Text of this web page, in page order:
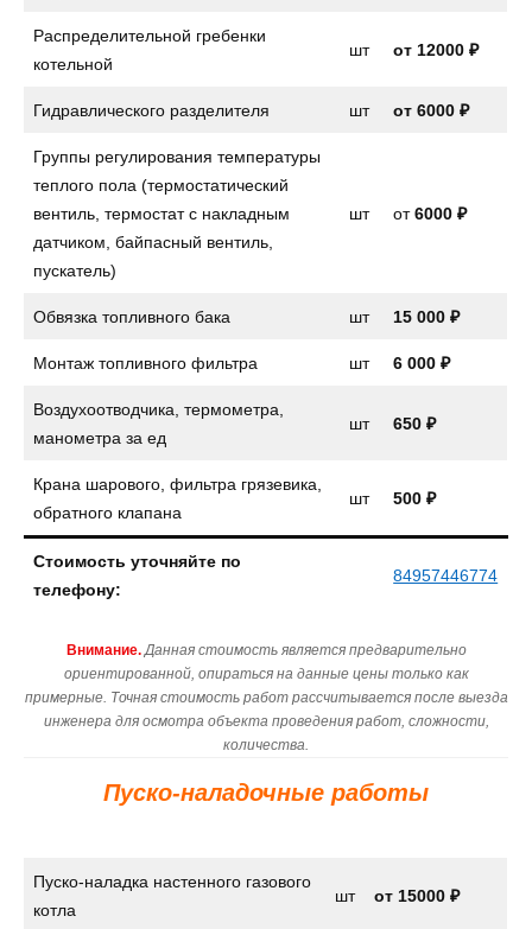
Распределительной гребенки
котельной
шт от 12000 ₽
Гидравлического разделителя шт от 6000 ₽
Группы регулирования температуры
теплого пола (термостатический
вентиль, термостат с накладным
датчиком, байпасный вентиль,
пускатель)
шт от6000 ₽
Обвязка топливного бака шт 15 000 ₽
Монтаж топливного фильтра шт 6 000 ₽
Воздухоотводчика, термометра,
манометра за ед
шт 650 ₽
Крана шарового, фильтра грязевика,
обратного клапана
шт 500 ₽
Стоимость уточняйте по
телефону:
84957446774
Внимание. Данная стоимость является предварительно
ориентированной, опираться на данные цены только как
примерные. Точная стоимость работ рассчитывается после выезда
инженера для осмотра объекта проведения работ, сложности,
количества.
Пуско-наладочные работы
Пуско-наладка настенного газового
котла
шт от 15000 ₽